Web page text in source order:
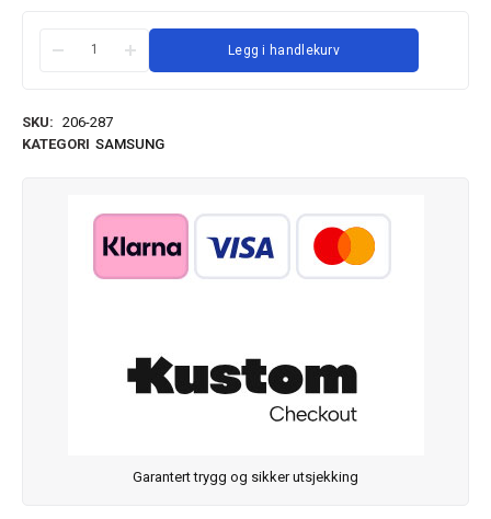
Legg i handlekurv
SKU: 206-287
KATEGORI SAMSUNG
Garantert trygg og sikker utsjekking